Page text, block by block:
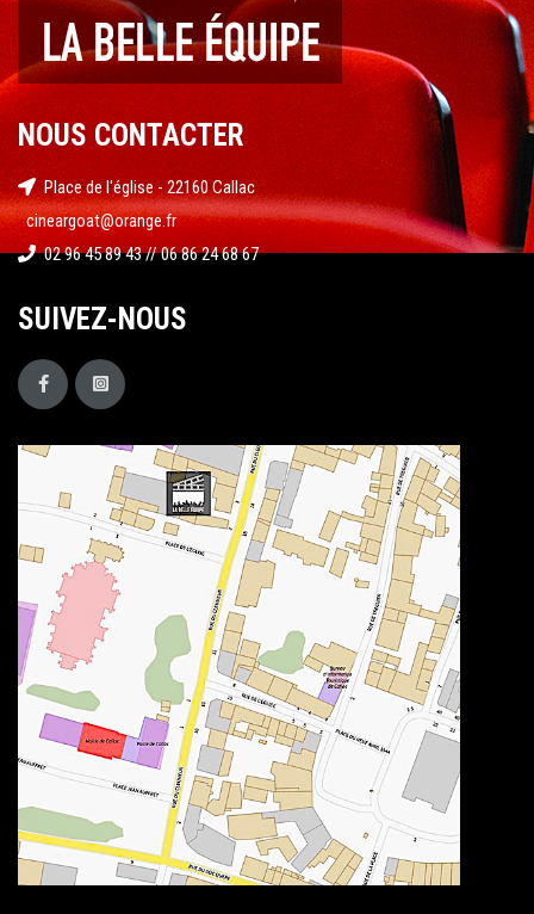
NOUS CONTACTER
Place de l'église - 22160 Callac
cineargoat@orange.fr
02 96 45 89 43 // 06 86 24 68 67
SUIVEZ-NOUS